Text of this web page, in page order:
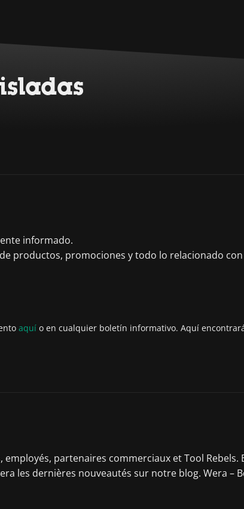
informado.
productos, promociones y todo lo relacionado con
aquí o en cualquier boletín informativo. Aquí
employés, partenaires commerciaux et Tool
les dernières nouveautés sur notre blog. Wera –